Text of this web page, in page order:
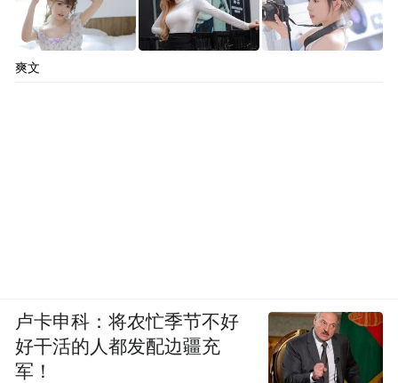
爽文
卢卡申科：将农忙季节不好
好干活的人都发配边疆充
军！